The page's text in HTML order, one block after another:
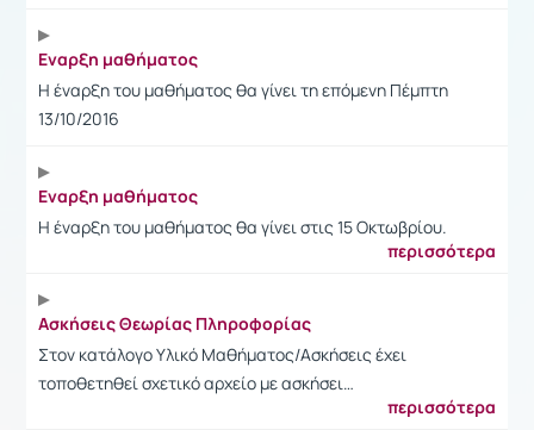
Eναρξη μαθήματος
Η έναρξη του μαθήματος θα γίνει τη επόμενη Πέμπτη
13/10/2016
Εναρξη μαθήματος
Η έναρξη του μαθήματος θα γίνει στις 15 Οκτωβρίου.
περισσότερα
Ασκήσεις Θεωρίας Πληροφορίας
Στον κατάλογο Υλικό Μαθήματος/Ασκήσεις έχει
τοποθετηθεί σχετικό αρχείο με ασκήσει…
περισσότερα